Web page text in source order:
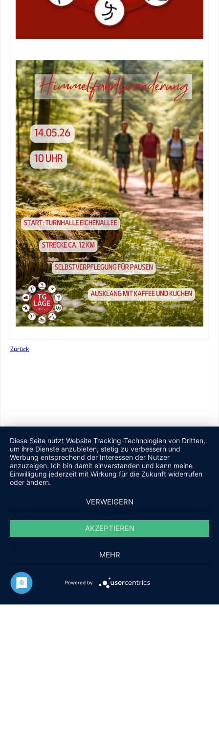
Zurück
Diese Seite nutzt Website Tracking-Technologien von Dritten,
um ihre Dienste anzubieten, stetig zu verbessern und
Werbung entsprechend der Interessen der Nutzer
anzuzeigen. Ich bin damit einverstanden und kann meine
Einwilligung jederzeit mit Wirkung für die Zukunft widerrufen
oder ändern.
VERWEIGERN
AKZEPTIEREN
MEHR
Powered by